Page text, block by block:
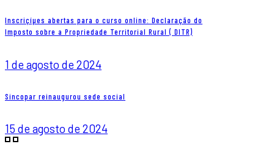
Inscriçíµes abertas para o curso online: Declaração do
Imposto sobre a Propriedade Territorial Rural ( DITR)
1 de agosto de 2024
Sincopar reinaugurou sede social
15 de agosto de 2024